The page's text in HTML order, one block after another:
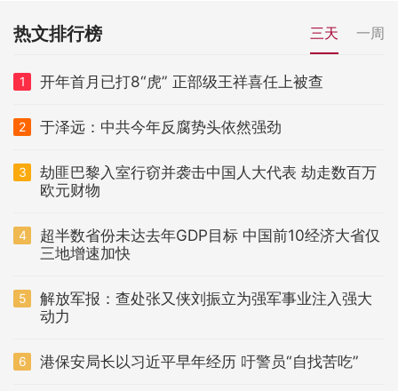
热文排行榜 三天 一周
1 开年首月已打8“虎” 正部级王祥喜任上被查
2 于泽远：中共今年反腐势头依然强劲
3
劫匪巴黎入室行窃并袭击中国人大代表 劫走数百万
欧元财物
4
超半数省份未达去年GDP目标 中国前10经济大省仅
三地增速加快
5
解放军报：查处张又侠刘振立为强军事业注入强大
动力
6 港保安局长以习近平早年经历 吁警员“自找苦吃”